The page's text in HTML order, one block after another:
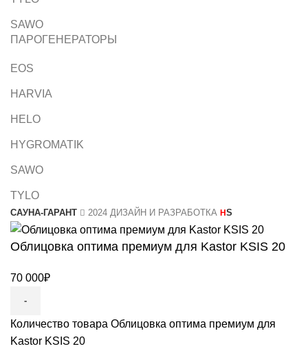
SAWO
ПАРОГЕНЕРАТОРЫ
EOS
HARVIA
HELO
HYGROMATIK
SAWO
TYLO
САУНА-ГАРАНТ 2024 ДИЗАЙН И РАЗРАБОТКА HS
Облицовка оптима премиум для Kastor KSIS 20
70 000₽
Количество товара Облицовка оптима премиум для
Kastor KSIS 20